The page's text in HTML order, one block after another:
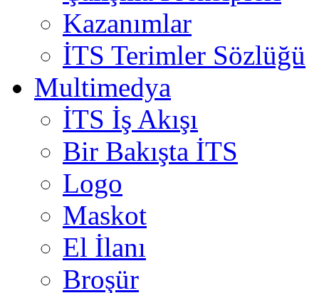
Kazanımlar
İTS Terimler Sözlüğü
Multimedya
İTS İş Akışı
Bir Bakışta İTS
Logo
Maskot
El İlanı
Broşür